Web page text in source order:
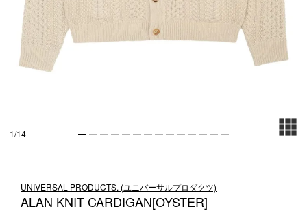
SEARCH
1/14
UNIVERSAL PRODUCTS. (ユニバーサルプロダクツ)
ALAN KNIT CARDIGAN[OYSTER]